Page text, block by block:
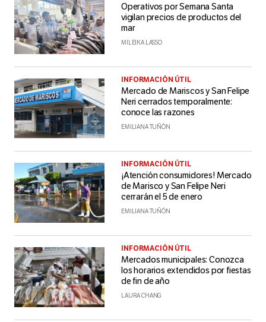
Operativos por Semana Santa
vigilan precios de productos del
mar
MILEIKA LASSO
INFORMACIÓN ÚTIL
Mercado de Mariscos y San Felipe
Neri cerrados temporalmente:
conoce las razones
EMILIANA TUÑÓN
INFORMACIÓN ÚTIL
¡Atención consumidores! Mercado
de Marisco y San Felipe Neri
cerrarán el 5 de enero
EMILIANA TUÑÓN
INFORMACIÓN ÚTIL
Mercados municipales: Conozca
los horarios extendidos por fiestas
de fin de año
LAURA CHANG